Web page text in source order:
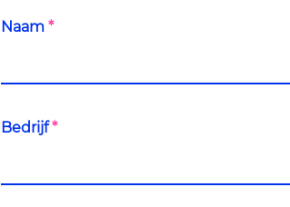
Naam*
Bedrijf*